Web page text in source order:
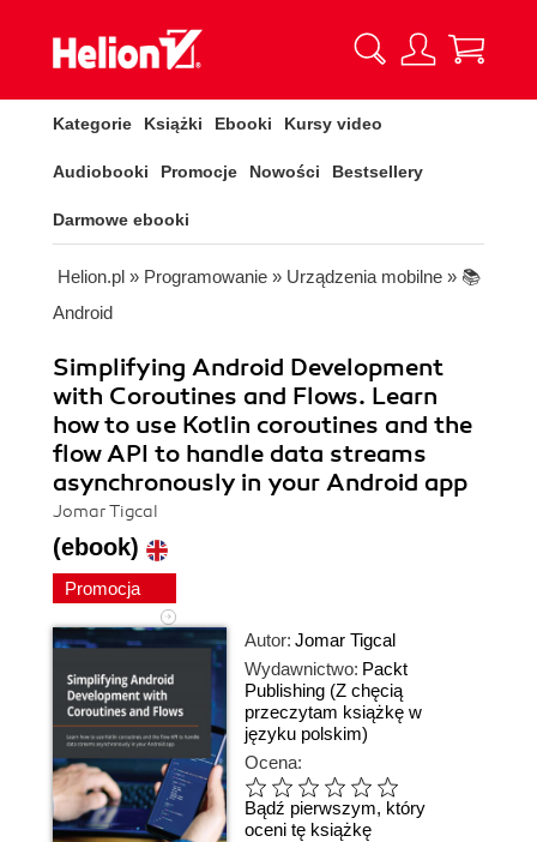
Kategorie Książki Ebooki Kursy video
Audiobooki Promocje Nowości Bestsellery
Darmowe ebooki
Helion.pl » Programowanie » Urządzenia mobilne » 📚
Android
Simplifying Android Development
with Coroutines and Flows. Learn
how to use Kotlin coroutines and the
flow API to handle data streams
asynchronously in your Android app
Jomar Tigcal
(ebook)
Promocja
Autor: Jomar Tigcal
Wydawnictwo: Packt
Publishing (Z chęcią
przeczytam książkę w
języku polskim)
Ocena:
Bądź pierwszym, który
oceni tę książkę